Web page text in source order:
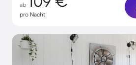
ab
pro Nacht